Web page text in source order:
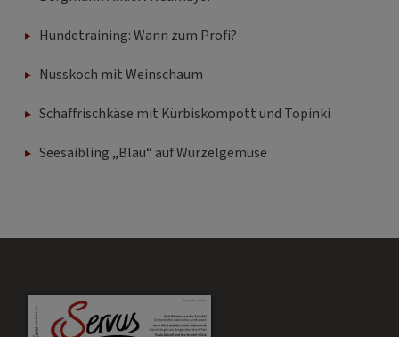
Hundetraining: Wann zum Profi?
Nusskoch mit Weinschaum
Schaffrischkäse mit Kürbiskompott und Topinki
Seesaibling „Blau“ auf Wurzelgemüse